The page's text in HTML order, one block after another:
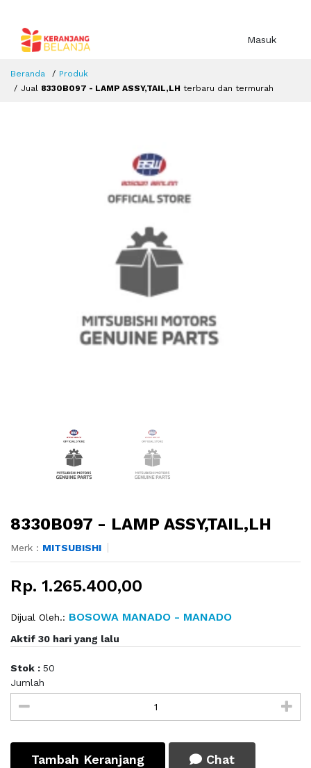
Masuk
Beranda
Produk
Jual 8330B097 - LAMP ASSY,TAIL,LH terbaru dan termurah
8330B097 - LAMP ASSY,TAIL,LH
Merk : MITSUBISHI
Rp. 1.265.400,00
Dijual Oleh.: BOSOWA MANADO - MANADO
Aktif 30 hari yang lalu
Stok : 50
Jumlah
Tambah Keranjang Chat